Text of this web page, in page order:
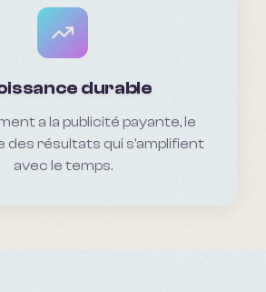
durable
a la publicité payante, le
des résultats qui s'amplifient
avec le temps.